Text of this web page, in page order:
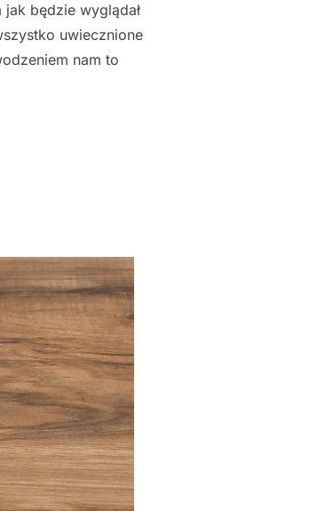
będzie wyglądał
uwiecznione
nam to